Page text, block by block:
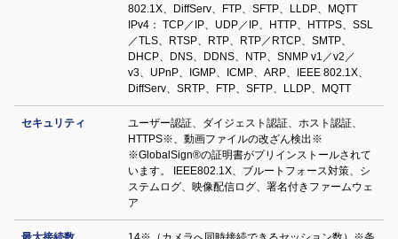
802.1X、DiffServ、FTP、SFTP、LLDP、MQTT
IPv4： TCP／IP、UDP／IP、HTTP、HTTPS、SSL
／TLS、RTSP、RTP、RTP／RTCP、SMTP、
DHCP、DNS、DDNS、NTP、SNMP v1／v2／
v3、UPnP、IGMP、ICMP、ARP、IEEE 802.1X、
DiffServ、SRTP、FTP、SFTP、LLDP、MQTT
セキュリティ
ユーザー認証、ダイジェスト認証、ホスト認証、
HTTPS※、動画ファイルの改ざん検出※
※GlobalSign®の証明書がプリインストールされて
います。 IEEE802.1X、ブルートフォース対策、シ
ステムログ、映像配信ログ、署名付きファームウェ
ア